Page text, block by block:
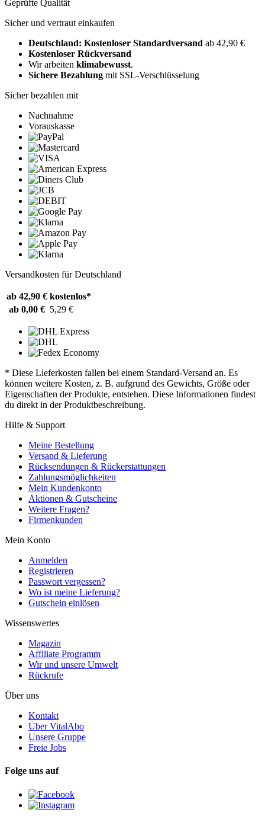
Geprüfte Qualität
Sicher und vertraut einkaufen
Deutschland: Kostenloser Standardversand ab 42,90 €
Kostenloser Rückversand
Wir arbeiten klimabewusst.
Sichere Bezahlung mit SSL-Verschlüsselung
Sicher bezahlen mit
Nachnahme
Vorauskasse
Versandkosten für Deutschland
ab 42,90 € kostenlos*
ab 0,00 € 5,29 €
* Diese Lieferkosten fallen bei einem Standard-Versand an. Es
können weitere Kosten, z. B. aufgrund des Gewichts, Größe oder
Eigenschaften der Produkte, entstehen. Diese Informationen findest
du direkt in der Produktbeschreibung.
Hilfe & Support
Meine Bestellung
Versand & Lieferung
Rücksendungen & Rückerstattungen
Zahlungsmöglichkeiten
Mein Kundenkonto
Aktionen & Gutscheine
Weitere Fragen?
Firmenkunden
Mein Konto
Anmelden
Registrieren
Passwort vergessen?
Wo ist meine Lieferung?
Gutschein einlösen
Wissenswertes
Magazin
Affiliate Programm
Wir und unsere Umwelt
Rückrufe
Über uns
Kontakt
Über VitalAbo
Unsere Gruppe
Freie Jobs
Folge uns auf